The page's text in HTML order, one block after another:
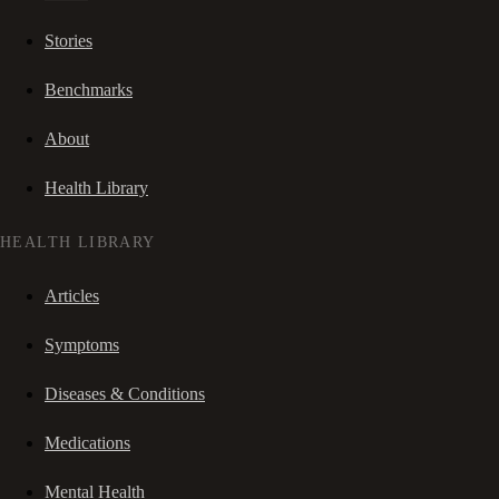
Stories
Benchmarks
About
Health Library
HEALTH LIBRARY
Articles
Symptoms
Diseases & Conditions
Medications
Mental Health